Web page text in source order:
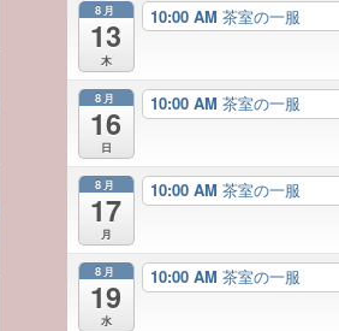
来園への感謝を込めて～
8月
13
木
10:00 AM 茶室の一服
8月
16
日
10:00 AM 茶室の一服
8月
17
月
10:00 AM 茶室の一服
8月
19
水
10:00 AM 茶室の一服